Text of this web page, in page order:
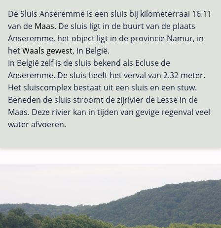
De Sluis Anseremme is een sluis bij kilometerraai 16.11
van de Maas. De sluis ligt in de buurt van de plaats
Anseremme, het object ligt in de provincie Namur, in
hetWaals gewest, in België.
In België zelf is de sluis bekend als Ecluse de
Anseremme. De sluis heeft het verval van 2.32 meter.
Het sluiscomplex bestaat uit een sluis en een stuw.
Beneden de sluis stroomt de zijrivier de Lesse in de
Maas. Deze rivier kan in tijden van gevige regenval veel
water afvoeren.